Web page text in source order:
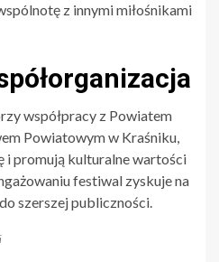
z innymi miłośnikami
współpracy z Powiatem
Powiatowym w Kraśniku,
i promują kulturalne wartości
festiwal zyskuje na
szerszej publiczności.